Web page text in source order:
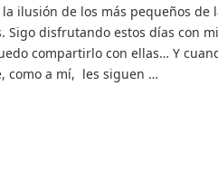
ilusión de los más pequeños de
Sigo disfrutando estos días con
compartirlo con ellas… Y
como a mí, les siguen …